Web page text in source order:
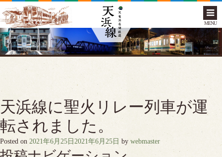
MENU
天浜線に聖火リレー列車が運
転されました。
Posted on 2021年6月25日 2021年6月25日 by webmaster